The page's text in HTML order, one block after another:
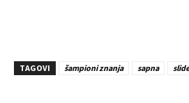
TAGOVI šampioni znanja sapna slide